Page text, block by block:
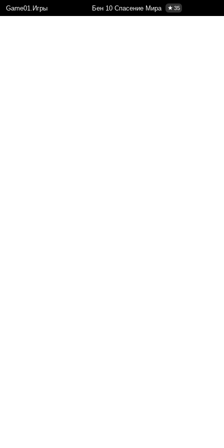
Game01.Игры Бен 10 Спасение Мира 35